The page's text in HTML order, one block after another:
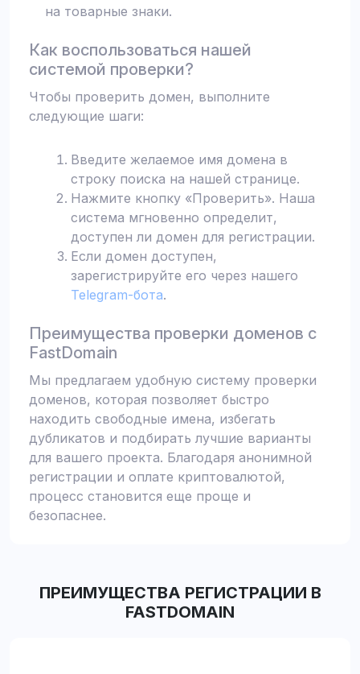
на товарные знаки.
Как воспользоваться нашей
системой проверки?
Чтобы проверить домен, выполните
следующие шаги:
Введите желаемое имя домена в
строку поиска на нашей странице.
Нажмите кнопку «Проверить». Наша
система мгновенно определит,
доступен ли домен для регистрации.
Если домен доступен,
зарегистрируйте его через нашего
Telegram-бота.
Преимущества проверки доменов с
FastDomain
Мы предлагаем удобную систему проверки
доменов, которая позволяет быстро
находить свободные имена, избегать
дубликатов и подбирать лучшие варианты
для вашего проекта. Благодаря анонимной
регистрации и оплате криптовалютой,
процесс становится еще проще и
безопаснее.
ПРЕИМУЩЕСТВА РЕГИСТРАЦИИ В
FASTDOMAIN